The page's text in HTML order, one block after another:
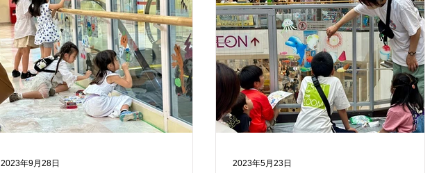
アートを描きました。 今回このような貴
重な機会をいただいたイオンモール四日
市北様、心より感謝申し上げます。 あり
がとうございました。 完成作品は10月31
日まで展示していますので、ぜひ見にい
らしてください。 ◆概要◆ 【ガラスチョ
ークアートワークショップ】 ◆日程:2024
年9月14日（土） ◆会場: イオンモール四
四日市北 ◆メイン講師：水野さとみ さん
上げます。 ありがとうございました。 完
成作品は9月29日まで展示されますので
お近くの方はぜひ見にいらしてくださ
い。 ＜開催概要＞---------------------------------
-------------------------------------------------- 【ガ
ラスチョークアートワークショップ】 ◆
日程:8月17日（土）・8月18日（日）※9
月29日まで展示 ◆会場: ピエリ守山 ◆定
師：石川 奈美さん 大阪を拠点に活動
2023年9月28日 2023年5月23日